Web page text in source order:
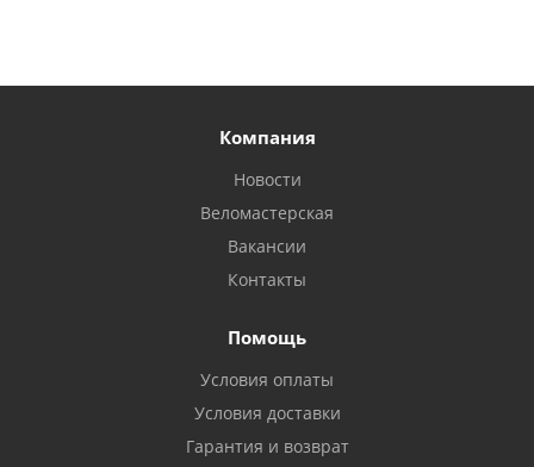
Компания
Новости
Веломастерская
Вакансии
Контакты
Помощь
Условия оплаты
Условия доставки
Гарантия и возврат